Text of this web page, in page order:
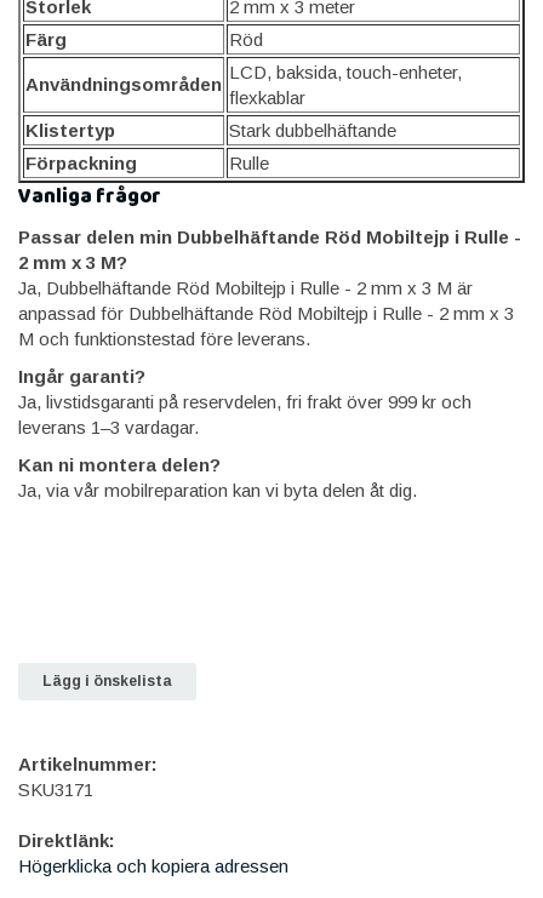
Storlek
2 mm x 3 meter
Färg
Röd
Användningsområden
LCD, baksida, touch-enheter,
flexkablar
Klistertyp
Stark dubbelhäftande
Förpackning
Rulle
Vanliga frågor
Passar delen min Dubbelhäftande Röd Mobiltejp i Rulle -
2 mm x 3 M?
Ja, Dubbelhäftande Röd Mobiltejp i Rulle - 2 mm x 3 M är
anpassad för Dubbelhäftande Röd Mobiltejp i Rulle - 2 mm x 3
M och funktionstestad före leverans.
Ingår garanti?
Ja, livstidsgaranti på reservdelen, fri frakt över 999 kr och
leverans 1–3 vardagar.
Kan ni montera delen?
Ja, via vår mobilreparation kan vi byta delen åt dig.
Lägg i önskelista
Artikelnummer:
SKU3171
Direktlänk:
Högerklicka och kopiera adressen